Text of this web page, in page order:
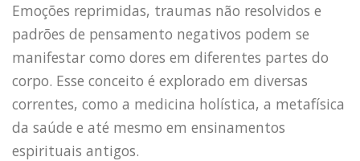
Emoções reprimidas, traumas não resolvidos e
padrões de pensamento negativos podem se
manifestar como dores em diferentes partes do
corpo. Esse conceito é explorado em diversas
correntes, como a medicina holística, a metafísica
da saúde e até mesmo em ensinamentos
espirituais antigos.